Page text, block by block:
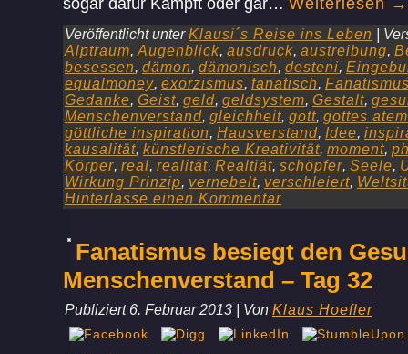
sogar dafür Kämpft oder gar… Weiterlesen →
Veröffentlicht unter Klausi´s Reise ins Leben
Alptraum, Augenblick, ausdruck, austreibung,
besessen, dämon, dämonisch, desteni,
equalmoney, exorzismus, fanatisch,
Gedanke, Geist, geld, geldsystem, Gestalt,
Menschenverstand, gleichheit, gott, gottes atem
göttliche inspiration, Hausverstand, Idee,
kausalität, künstlerische Kreativität, moment,
Körper, real, realität, Realtiät, schöpfer, Seele,
Wirkung Prinzip, vernebelt, verschleiert,
Hinterlasse einen Kommentar
Fanatismus besiegt den
Menschenverstand – Tag 32
Publiziert 6. Februar 2013 Von Klaus Hoefler